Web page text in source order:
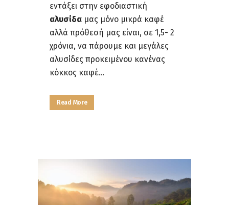
εντάξει στην εφοδιαστική
αλυσίδα μας μόνο μικρά καφέ
αλλά πρόθεσή μας είναι, σε 1,5- 2
χρόνια, να πάρουμε και μεγάλες
αλυσίδες προκειμένου κανένας
κόκκος καφέ...
Read More